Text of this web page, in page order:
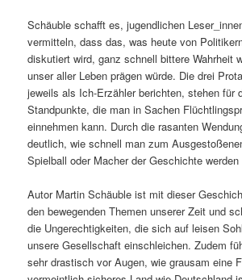
Schäuble schafft es, jugendlichen
vermitteln, dass das, was heute von
diskutiert wird, ganz schnell bittere Wahrheit
unser aller Leben prägen würde. Die drei
jeweils als Ich-Erzähler berichten, stehen für
Standpunkte, die man in Sachen
einnehmen kann. Durch die rasanten
deutlich, wie schnell man zum
Spielball oder Macher der Geschichte werden
Autor Martin Schäuble ist mit dieser
den bewegenden Themen unserer Zeit und
die Ungerechtigkeiten, die sich auf leisen
unsere Gesellschaft einschleichen. Zudem
sehr drastisch vor Augen, wie grausam eine